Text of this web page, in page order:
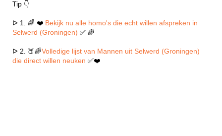
Tip 👇
ᐅ 1. 🌈 ❤️ Bekijk nu alle homo's die echt willen afspreken in
Selwerd (Groningen) ✅ 🌈
ᐅ 2. 🍑🌈Volledige lijst van Mannen uit Selwerd (Groningen)
die direct willen neuken ✅❤️